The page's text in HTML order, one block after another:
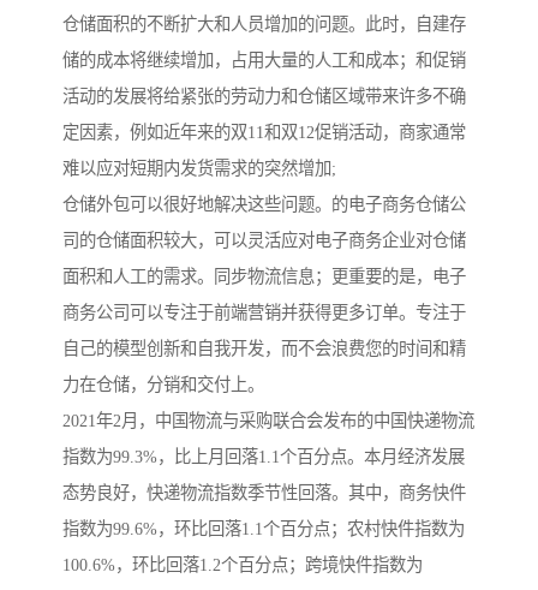
仓储面积的不断扩大和人员增加的问题。此时，自建存
储的成本将继续增加，占用大量的人工和成本；和促销
活动的发展将给紧张的劳动力和仓储区域带来许多不确
定因素，例如近年来的双11和双12促销活动，商家通常
难以应对短期内发货需求的突然增加;
仓储外包可以很好地解决这些问题。的电子商务仓储公
司的仓储面积较大，可以灵活应对电子商务企业对仓储
面积和人工的需求。同步物流信息；更重要的是，电子
商务公司可以专注于前端营销并获得更多订单。专注于
自己的模型创新和自我开发，而不会浪费您的时间和精
力在仓储，分销和交付上。
2021年2月，中国物流与采购联合会发布的中国快递物流
指数为99.3%，比上月回落1.1个百分点。本月经济发展
态势良好，快递物流指数季节性回落。其中，商务快件
指数为99.6%，环比回落1.1个百分点；农村快件指数为
100.6%，环比回落1.2个百分点；跨境快件指数为